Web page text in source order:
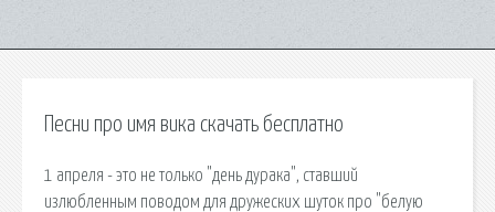
Песни про имя вика скачать бесплатно
1 апреля - это не только "день дурака", ставший
излюбленным поводом для дружеских шуток про "белую